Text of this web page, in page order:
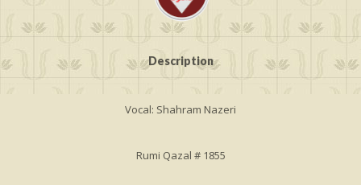
Description
Vocal: Shahram Nazeri
Rumi Qazal # 1855